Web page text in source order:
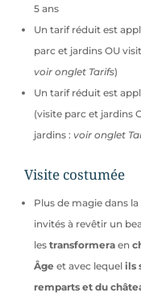
5 ans
Un tarif réduit est
parc et jardins OU
voir onglet Tarifs)
Un tarif réduit est
(visite parc et jardins
jardins : voir onglet
Visite costumée
Plus de magie dans
invités à revêtir un
les transformera en
Âge et avec lequel ils
remparts et du